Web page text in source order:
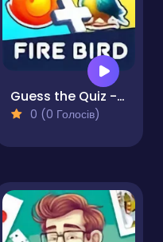
Guess the Quiz - Emoji IQ Games
0 (0 Голосів)